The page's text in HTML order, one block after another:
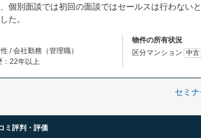
個別面談では初回の面談ではセールスは行わない
た。
/ 会社勤務（管理職）
：22年以上
物件の所有状況
区分マンション 中古
セミ
ミ評判・評価